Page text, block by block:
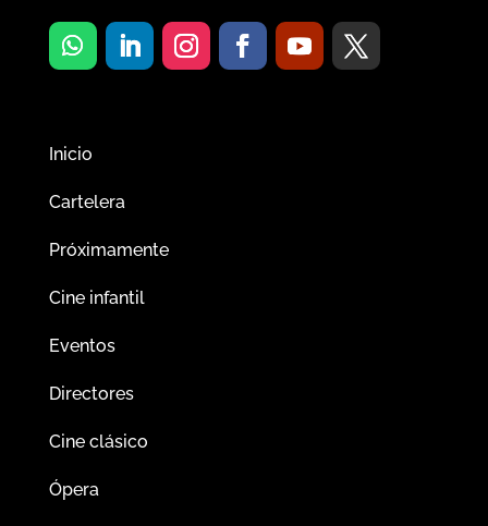
Inicio
Cartelera
Próximamente
Cine infantil
Eventos
Directores
Cine clásico
Ópera